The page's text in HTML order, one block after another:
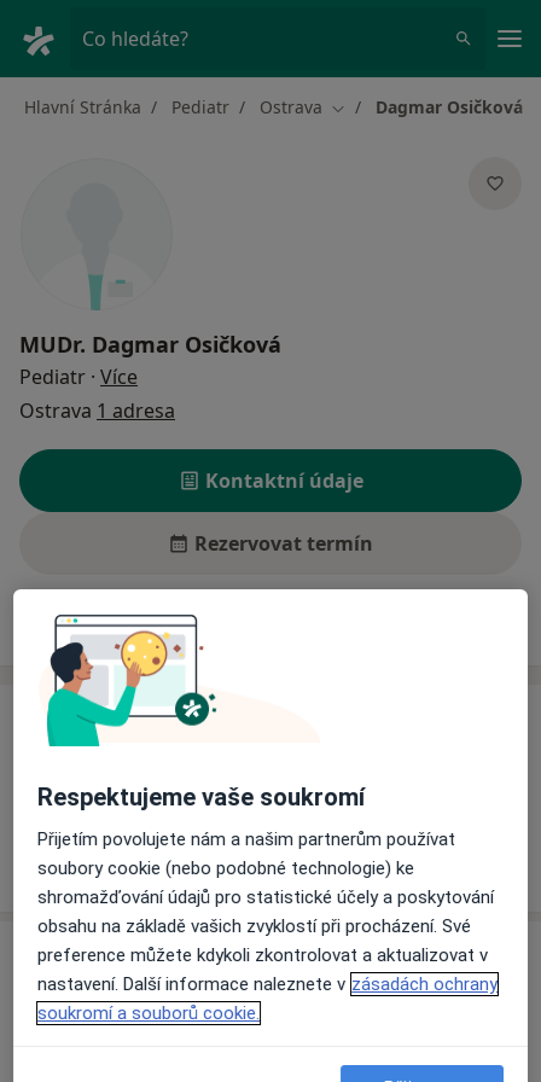
Co hledáte?
Hlavní Stránka Pediatr Ostrava Změna města
Dagmar Osičková
MUDr. Dagmar Osičková
Pediatr · Více
Ostrava 1 adresa
Kontaktní údaje
Rezervovat termín
Ceník Adresy
Ceník
Tento specialista ještě nepřidával žádné informace o
svých službách.
Adresa
Praktický lékař pro děti a dorost
Respektujeme vaše soukromí
Přijetím povolujete nám a našim partnerům používat
soubory cookie (nebo podobné technologie) ke
shromažďování údajů pro statistické účely a poskytování
obsahu na základě vašich zvyklostí při procházení. Své
preference můžete kdykoli zkontrolovat a aktualizovat v
nastavení. Další informace naleznete v zásadách ochrany
soukromí a souborů cookie.